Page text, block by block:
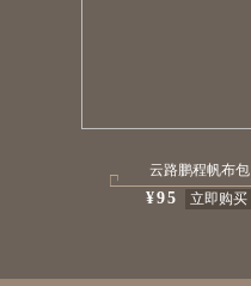
云路鹏程帆布包
¥95 立即购买